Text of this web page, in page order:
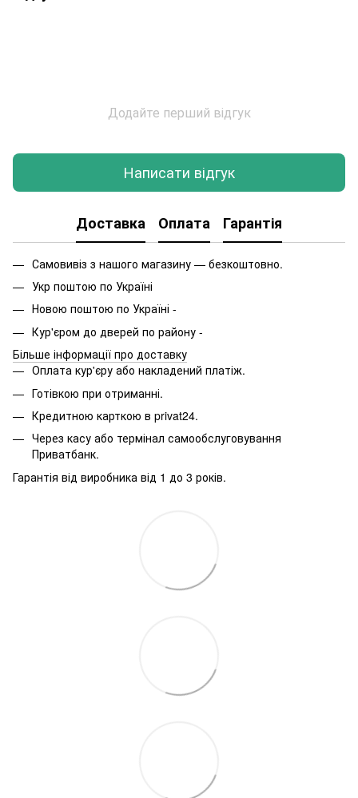
Додайте перший відгук
Написати відгук
Доставка Оплата Гарантія
Самовивіз з нашого магазину — безкоштовно.
Укр поштою по Україні
Новою поштою по Україні -
Кур'єром до дверей по району -
Більше інформації про доставку
Оплата кур'єру або накладений платіж.
Готівкою при отриманні.
Кредитною карткою в privat24.
Через касу або термінал самообслуговування
Приватбанк.
Гарантія від виробника від 1 до 3 років.